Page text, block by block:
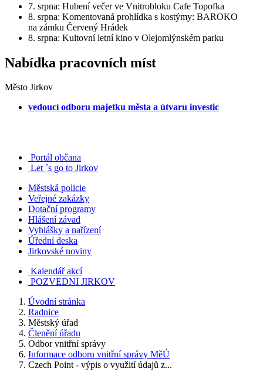
7. srpna: Hubení večer ve Vnitrobloku Cafe Topofka
8. srpna: Komentovaná prohlídka s kostýmy: BAROKO
na zámku Červený Hrádek
8. srpna: Kultovní letní kino v Olejomlýnském parku
Nabídka pracovních míst
Město Jirkov
vedoucí odboru majetku města a útvaru investic
Portál občana
Let ´s go to Jirkov
Městská policie
Veřejné zakázky
Dotační programy
Hlášení závad
Vyhlášky a nařízení
Úřední deska
Jirkovské noviny
Kalendář akcí
POZVEDNI JIRKOV
Úvodní stránka
Radnice
Městský úřad
Členění úřadu
Odbor vnitřní správy
Informace odboru vnitřní správy MěÚ
Czech Point - výpis o využití údajů z...